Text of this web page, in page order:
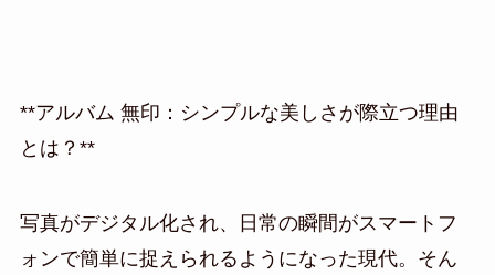
**アルバム 無印：シンプルな美しさが際立つ理由
とは？**
写真がデジタル化され、日常の瞬間がスマートフ
ォンで簡単に捉えられるようになった現代。そん